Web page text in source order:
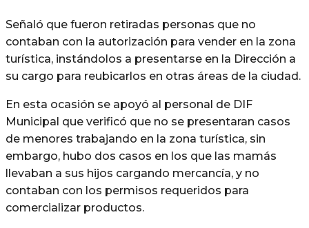
Señaló que fueron retiradas personas que no
contaban con la autorización para vender en la zona
turística, instándolos a presentarse en la Dirección a
su cargo para reubicarlos en otras áreas de la ciudad.
En esta ocasión se apoyó al personal de DIF
Municipal que verificó que no se presentaran casos
de menores trabajando en la zona turística, sin
embargo, hubo dos casos en los que las mamás
llevaban a sus hijos cargando mercancía, y no
contaban con los permisos requeridos para
comercializar productos.